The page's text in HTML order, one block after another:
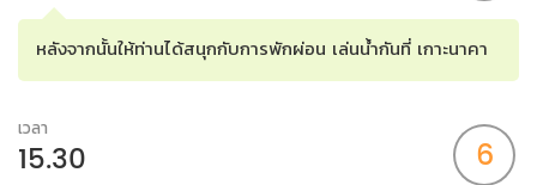
หลังจากนั้นให้ท่านได้สนุกกับการพักผ่อน เล่นน้ำกันที่ เกาะนาคา
เวลา
15.30 6